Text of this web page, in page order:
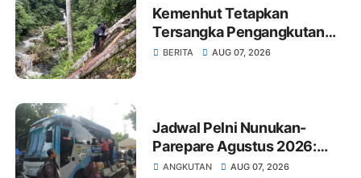
Kemenhut Tetapkan
Tersangka Pengangkutan
Kayu Ilegal Sumut
BERITA AUG 07, 2026
Jadwal Pelni Nunukan-
Parepare Agustus 2026:
Jam Berangkat dan Harga
ANGKUTAN AUG 07, 2026